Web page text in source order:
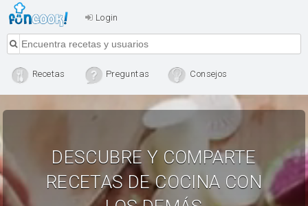
Login
Recetas Preguntas Consejos
DESCUBRE Y COMPARTE
RECETAS DE COCINA CON